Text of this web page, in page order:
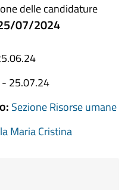
delle candidature
07/2024
25.07.24
Sezione Risorse umane
Maria Cristina